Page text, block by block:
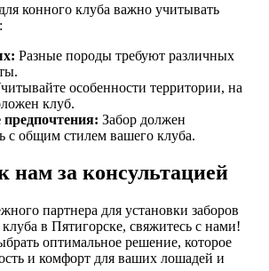
конного клуба важно учитывать
Разные породы требуют различных
особенности территории, на
клуб.
предпочтения: Забор должен
с общим стилем вашего клуба.
нам за консультацией
партнера для установки заборов
в Пятигорске, свяжитесь с нами!
оптимальное решение, которое
и комфорт для ваших лошадей и